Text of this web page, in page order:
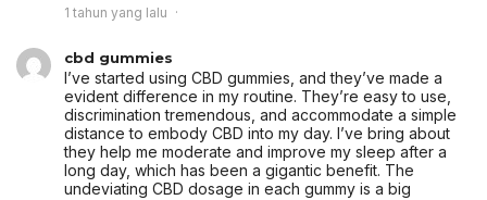
1 tahun yang lalu
cbd gummies
I’ve started using CBD gummies, and they’ve made a
evident difference in my routine. They’re easy to use,
discrimination tremendous, and accommodate a simple
distance to embody CBD into my day. I’ve bring about
they help me moderate and improve my sleep after a
long day, which has been a gigantic benefit. The
undeviating CBD dosage in each gummy is a big